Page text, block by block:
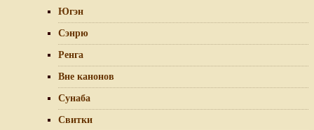
Югэн
Сэнрю
Ренга
Вне канонов
Сунаба
Свитки